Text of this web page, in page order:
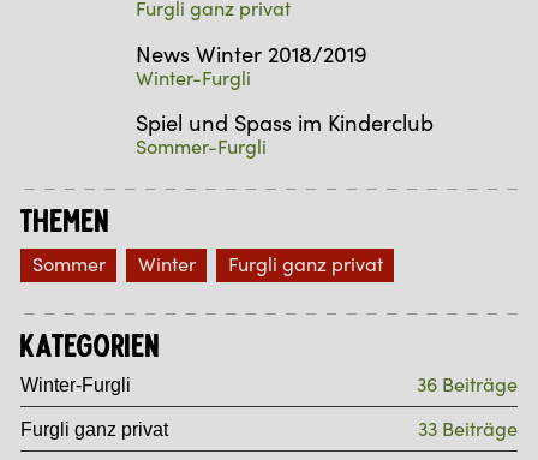
Furgli ganz privat
News Winter 2018/2019
Winter-Furgli
Spiel und Spass im Kinderclub
Sommer-Furgli
Themen
Sommer Winter Furgli ganz privat
Kategorien
Winter-Furgli 36 Beiträge
Furgli ganz privat 33 Beiträge